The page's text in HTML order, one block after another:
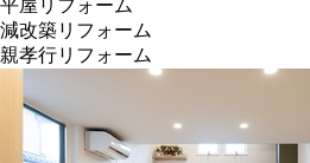
平屋リフォーム
減改築リフォーム
親孝行リフォーム